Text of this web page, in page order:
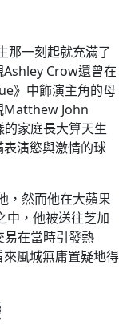
一刻起就充滿了
Crow還曾在
》中飾演主角的母
Matthew John
家庭長大算天生
演慾與激情的球
，然而他在大蘋果
中，他被送往芝加
易在當時引發熱
風城無庸置疑地得